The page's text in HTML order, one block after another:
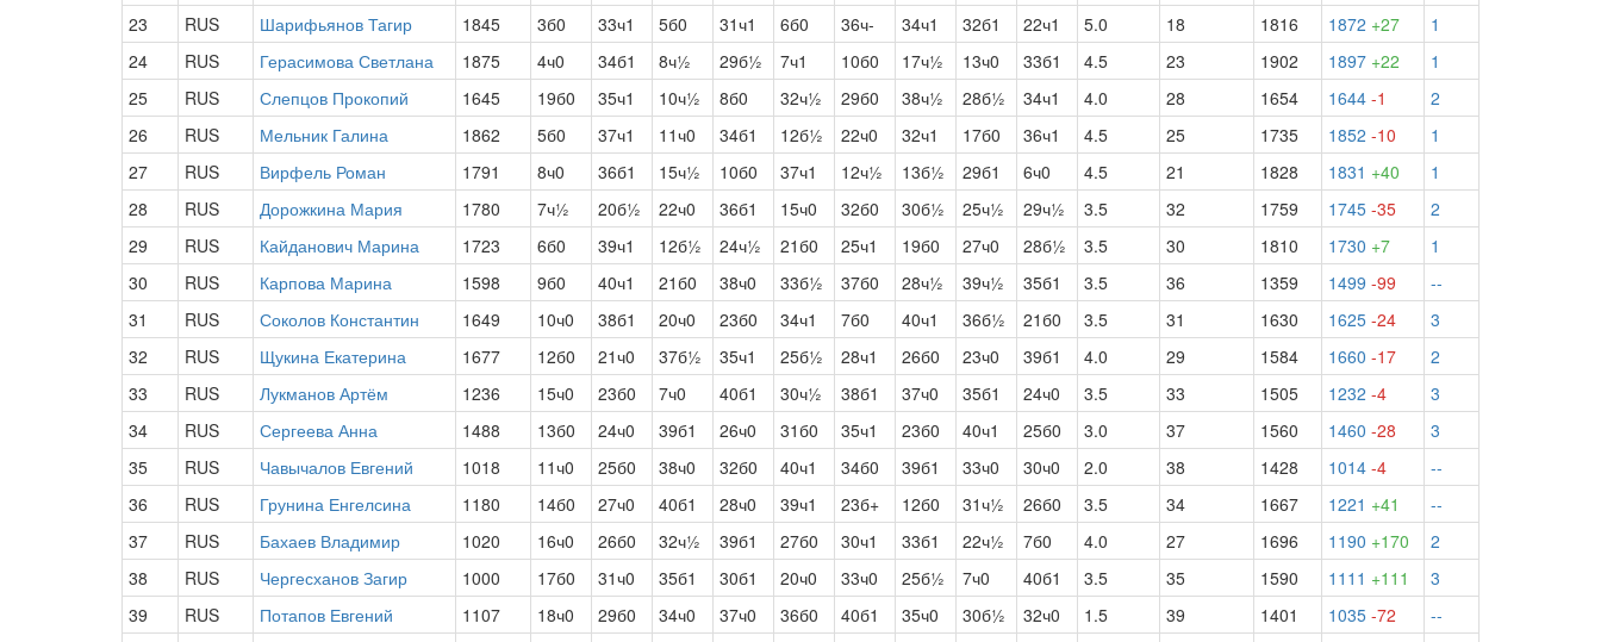
23
RUS Шарифьянов Тагир 1845 3б0 33ч1 5б0 31ч1 6б0 36ч- 34ч1 32б1 22ч1 5.0 18 1816 1872 +27
1
24
RUS Герасимова Светлана 1875 4ч0 34б1 8ч½ 29б½ 7ч1 10б0 17ч½ 13ч0 33б1 4.5 23 1902 1897 +22
1
25
RUS Слепцов Прокопий 1645 19б0 35ч1 10ч½ 8б0 32ч½ 29б0 38ч½ 28б½ 34ч1 4.0 28 1654 1644 -1
2
26
RUS Мельник Галина 1862 5б0 37ч1 11ч0 34б1 12б½ 22ч0 32ч1 17б0 36ч1 4.5 25 1735 1852 -10
1
27
RUS Вирфель Роман 1791 8ч0 36б1 15ч½ 10б0 37ч1 12ч½ 13б½ 29б1 6ч0 4.5 21 1828 1831 +40
1
28
RUS Дорожкина Мария 1780 7ч½ 20б½ 22ч0 36б1 15ч0 32б0 30б½ 25ч½ 29ч½ 3.5 32 1759 1745 -35
2
29
RUS Кайданович Марина 1723 6б0 39ч1 12б½ 24ч½ 21б0 25ч1 19б0 27ч0 28б½ 3.5 30 1810 1730 +7
1
30
RUS Карпова Марина 1598 9б0 40ч1 21б0 38ч0 33б½ 37б0 28ч½ 39ч½ 35б1 3.5 36 1359 1499 -99
--
31
RUS Соколов Константин 1649 10ч0 38б1 20ч0 23б0 34ч1 7б0 40ч1 36б½ 21б0 3.5 31 1630 1625 -24
3
32
RUS Щукина Екатерина 1677 12б0 21ч0 37б½ 35ч1 25б½ 28ч1 26б0 23ч0 39б1 4.0 29 1584 1660 -17
2
33
RUS Лукманов Артём 1236 15ч0 23б0 7ч0 40б1 30ч½ 38б1 37ч0 35б1 24ч0 3.5 33 1505 1232 -4
3
34
RUS Сергеева Анна 1488 13б0 24ч0 39б1 26ч0 31б0 35ч1 23б0 40ч1 25б0 3.0 37 1560 1460 -28
3
35
RUS Чавычалов Евгений 1018 11ч0 25б0 38ч0 32б0 40ч1 34б0 39б1 33ч0 30ч0 2.0 38 1428 1014 -4
--
36
RUS Грунина Енгелсина 1180 14б0 27ч0 40б1 28ч0 39ч1 23б+ 12б0 31ч½ 26б0 3.5 34 1667 1221 +41
--
37
RUS Бахаев Владимир 1020 16ч0 26б0 32ч½ 39б1 27б0 30ч1 33б1 22ч½ 7б0 4.0 27 1696 1190 +170
2
38
RUS Чергесханов Загир 1000 17б0 31ч0 35б1 30б1 20ч0 33ч0 25б½ 7ч0 40б1 3.5 35 1590 1111 +111
3
39
RUS Потапов Евгений 1107 18ч0 29б0 34ч0 37ч0 36б0 40б1 35ч0 30б½ 32ч0 1.5 39 1401 1035 -72
--